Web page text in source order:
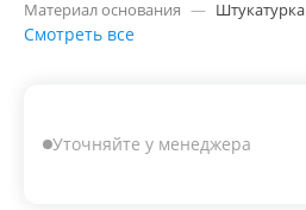
Материал основания — Штукатурка
Смотреть все
Уточняйте у менеджера